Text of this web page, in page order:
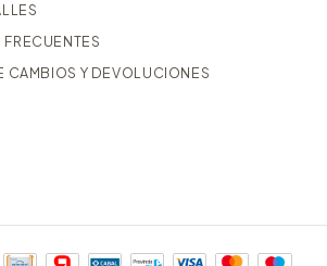
FRECUENTES
CAMBIOS Y DEVOLUCIONES